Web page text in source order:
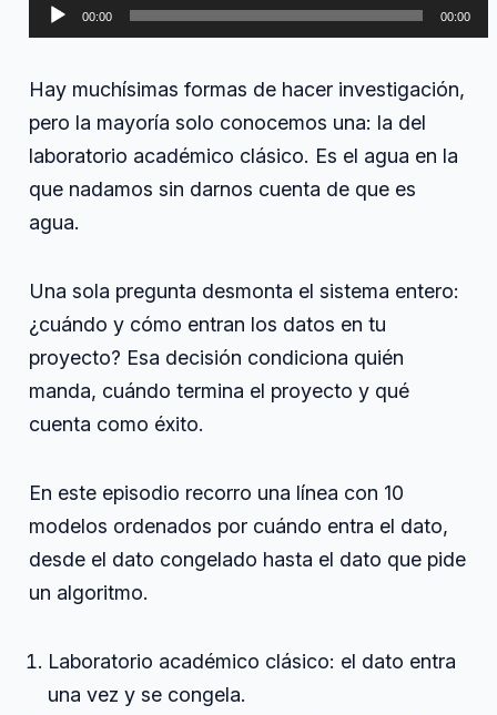
infinito,
nadie
venir
en
ciencia
Reproductor
de
00:00 00:00
Hay muchísimas formas de hacer investigación,
pero la mayoría solo conocemos una: la del
laboratorio académico clásico. Es el agua en la
que nadamos sin darnos cuenta de que es
agua.
Una sola pregunta desmonta el sistema entero:
¿cuándo y cómo entran los datos en tu
proyecto? Esa decisión condiciona quién
manda, cuándo termina el proyecto y qué
cuenta como éxito.
En este episodio recorro una línea con 10
modelos ordenados por cuándo entra el dato,
desde el dato congelado hasta el dato que pide
un algoritmo.
Laboratorio académico clásico: el dato entra
una vez y se congela.